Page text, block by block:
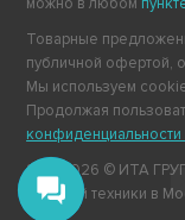
Товарные
публичной офертой,
Мы используем
Продолжая
2011-2026 © ИТА
бытовой техники в